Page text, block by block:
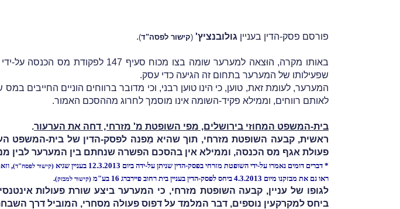
פורסם פסק-הדין בעניין גולובנציץ' (קישור לפסה"ד)
.
שפעילותו של המערער בתחום זה הגיעה כדי עסק.
המערער, לעומת זאת, טוען, כי הינו טוען רבני, וכי מדובר ברווחים הוניים החייבים
לאותם רווחים, וממילא פקיד-השומה אינו מוסמך לחרוג מההסכם האמור.
בית-המשפט המחוזי בירושלים, מפי השופטת מ' מזרחי, דחה את הערעור.
ראשית, קבעה השופטת מזרחי, תוך שהיא מַפנה לפסק-הדין של בית-המשפט
פעולת אגף מס הכנסה, וממילא אין בהסכם הפשרה שנחתם בין המערער לבין
* דברים דומים נאמרו על-ידי השופטת מזרחי בפסק-הדין שניתן על-ידה ביום 12.3.2013 בעניין שגיא (קישור לפסה"ד)
,
ראו גם את מבזקנו מיום 4.3.2013 ביחס לפסק-הדין בעניין בית רחוב פיירברג 16 בע"מ
(קישור למבזק)
.
לגופו של עניין, קבעה השופטת מזרחי, כי המערער ביצע שורת פעולות
ביחס למקרקעין נוספים, דבר המלמד על דפוס פעולה מסחרי, המוביל דרך